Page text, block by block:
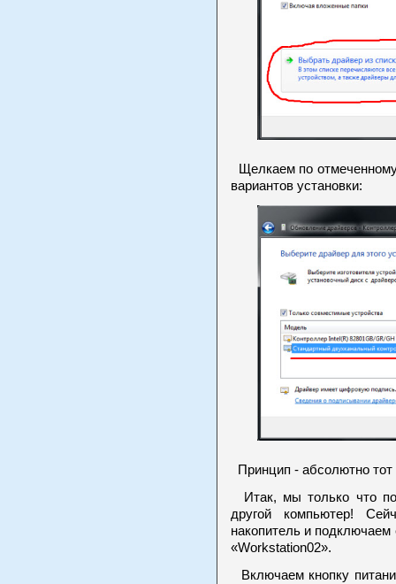
Щелкаем по
вариантов установки:
Принцип - абсолютно тот
Итак, мы только что
другой компьютер!
накопитель и
«Workstation02».
Включаем кнопку